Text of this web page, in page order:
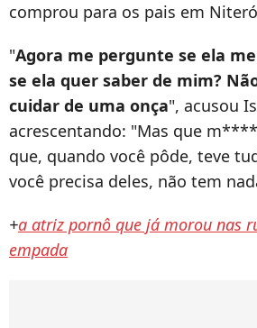
comprou para os pais em
"Agora me pergunte se ela
se ela quer saber de mim?
cuidar de uma onça", acusou
acrescentando: "Mas que
que, quando você pôde, teve
você precisa deles, não tem
+a atriz pornô que já morou nas
empada